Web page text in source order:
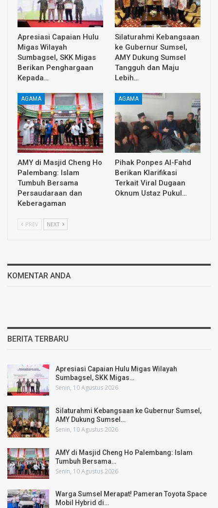
Apresiasi Capaian Hulu
Migas Wilayah
Sumbagsel, SKK Migas
Berikan Penghargaan
Kepada…
Silaturahmi Kebangsaan
ke Gubernur Sumsel,
AMY Dukung Sumsel
Tangguh dan Maju
Lebih…
AGAMA
AMY di Masjid Cheng Ho
Palembang: Islam
Tumbuh Bersama
Persaudaraan dan
Keberagaman
AGAMA
Pihak Ponpes Al-Fahd
Berikan Klarifikasi
Terkait Viral Dugaan
Oknum Ustaz Pukul…
PREV NEXT
KOMENTAR ANDA
BERITA TERBARU
Apresiasi Capaian Hulu Migas Wilayah
Sumbagsel, SKK Migas…
Senin, 10 Agustus 2026
Silaturahmi Kebangsaan ke Gubernur Sumsel,
AMY Dukung Sumsel…
Senin, 10 Agustus 2026
AMY di Masjid Cheng Ho Palembang: Islam
Tumbuh Bersama…
Senin, 10 Agustus 2026
Warga Sumsel Merapat! Pameran Toyota Space
Mobil Hybrid di…